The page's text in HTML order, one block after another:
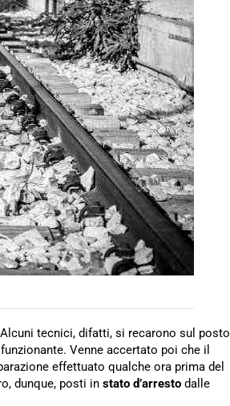
tecnici, difatti, si recarono sul posto
Venne accertato poi che il
effettuato qualche ora prima del
dunque, posti in stato d’arresto dalle